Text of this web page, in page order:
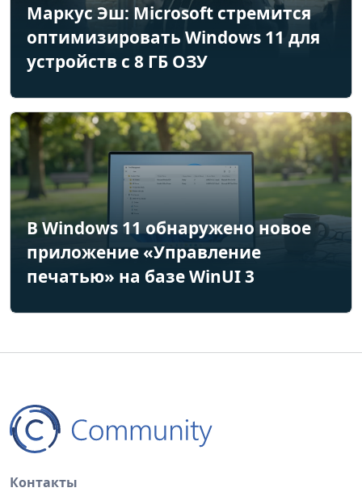
Маркус Эш: Microsoft стремится
оптимизировать Windows 11 для
устройств с 8 ГБ ОЗУ
В Windows 11 обнаружено новое
приложение «Управление
печатью» на базе WinUI 3
Контакты